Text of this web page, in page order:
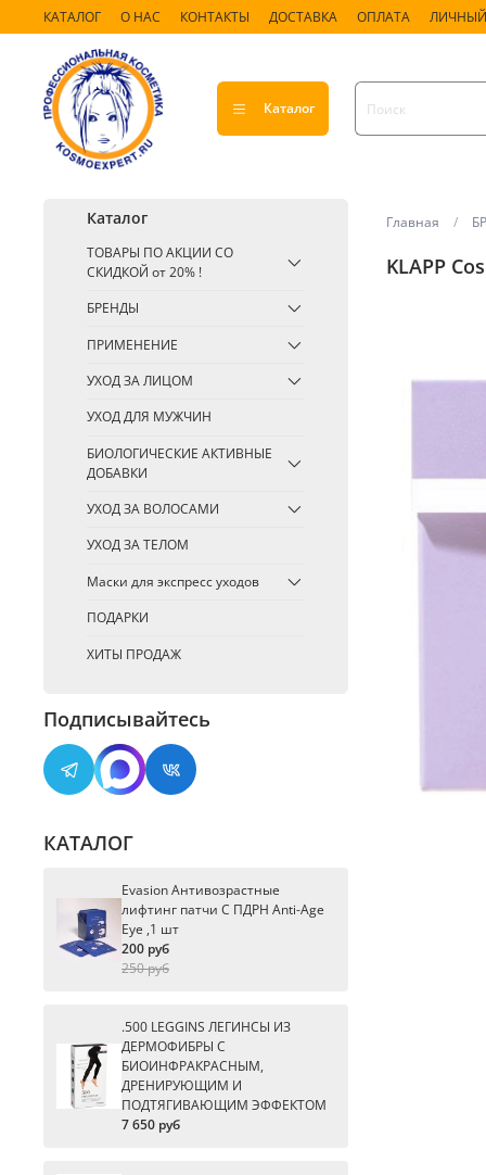
КАТАЛОГ О НАС КОНТАКТЫ ДОСТАВКА ОПЛАТА
Каталог
Главная
KLAPP
Каталог
ТОВАРЫ ПО АКЦИИ СО
СКИДКОЙ от 20% !
БРЕНДЫ
ПРИМЕНЕНИЕ
УХОД ЗА ЛИЦОМ
УХОД ДЛЯ МУЖЧИН
БИОЛОГИЧЕСКИЕ АКТИВНЫЕ
ДОБАВКИ
УХОД ЗА ВОЛОСАМИ
УХОД ЗА ТЕЛОМ
Маски для экспресс уходов
ПОДАРКИ
ХИТЫ ПРОДАЖ
Подписывайтесь
КАТАЛОГ
Evasion Антивозрастные
лифтинг патчи С ПДРН Anti-Age
Eye ,1 шт
200 руб
250 руб
.500 LEGGINS ЛЕГИНСЫ ИЗ
ДЕРМОФИБРЫ С
БИОИНФРАКРАСНЫМ,
ДРЕНИРУЮЩИМ И
ПОДТЯГИВАЮЩИМ ЭФФЕКТОМ
7 650 руб